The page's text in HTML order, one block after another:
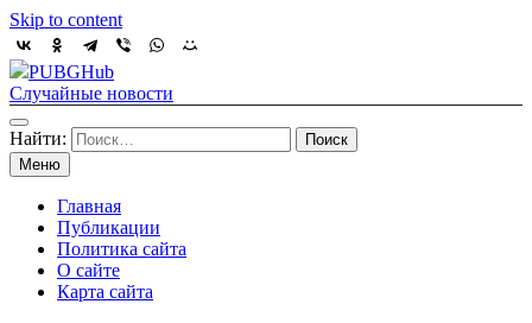
Skip to content
PUBGHub
Случайные новости
Найти:
Меню
Главная
Публикации
Политика сайта
О сайте
Карта сайта